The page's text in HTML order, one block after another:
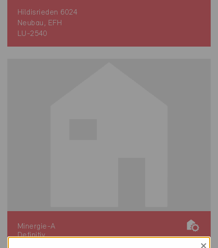
Hildisrieden 6024
Neubau, EFH
LU-2540
Minergie-A
Definitiv